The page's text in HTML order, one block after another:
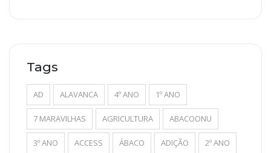
Tags
AD ALAVANCA 4º ANO 1º ANO
7 MARAVILHAS AGRICULTURA ABACOONU
3º ANO ACCESS ÁBACO ADIÇÃO 2º ANO